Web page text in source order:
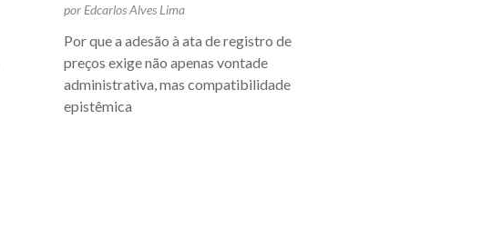
por Edcarlos Alves Lima
Por que a adesão à ata de registro de
preços exige não apenas vontade
administrativa, mas compatibilidade
epistêmica